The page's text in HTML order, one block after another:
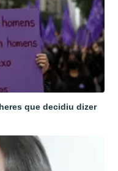
que decidiu dizer